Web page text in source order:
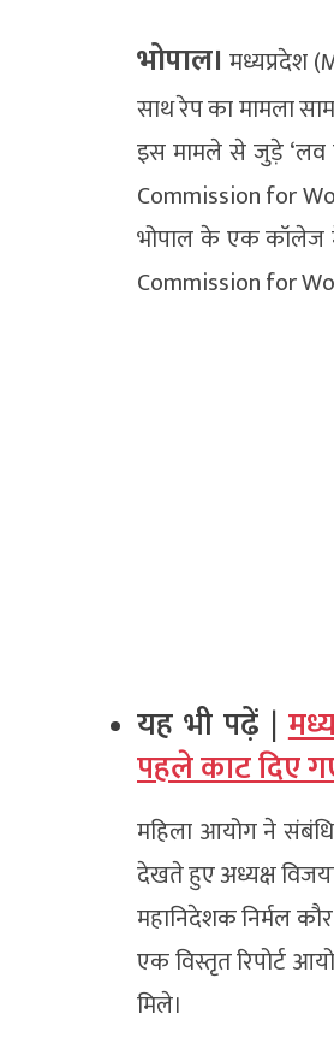
भोपाल। मध्यप्रदेश
साथ रेप का मामला
इस मामले से जुड़े ‘लव
Commission for
भोपाल के एक कॉलेज
Commission for
यह भी पढ़ें |
पहले काट दिए
महिला आयोग ने
देखते हुए अध्यक्ष
महानिदेशक निर्मल
एक विस्तृत रिपोर्ट
मिले।